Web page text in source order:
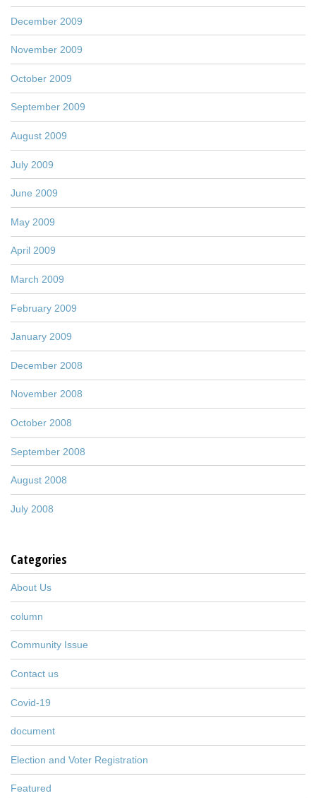
December 2009
November 2009
October 2009
September 2009
August 2009
July 2009
June 2009
May 2009
April 2009
March 2009
February 2009
January 2009
December 2008
November 2008
October 2008
September 2008
August 2008
July 2008
Categories
About Us
column
Community Issue
Contact us
Covid-19
document
Election and Voter Registration
Featured